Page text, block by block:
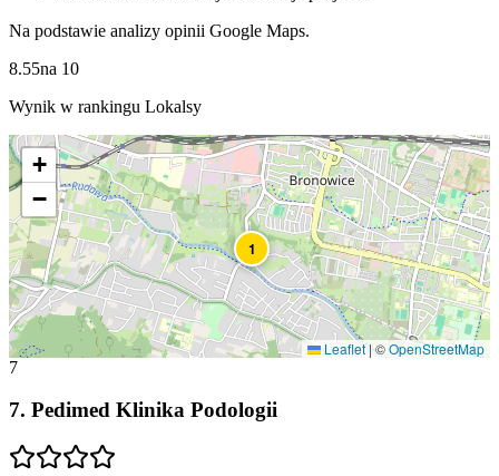
Na podstawie analizy opinii Google Maps.
8.55na 10
Wynik w rankingu Lokalsy
1
+
−
Leaflet|©OpenStreetMap
7
7. Pedimed Klinika Podologii